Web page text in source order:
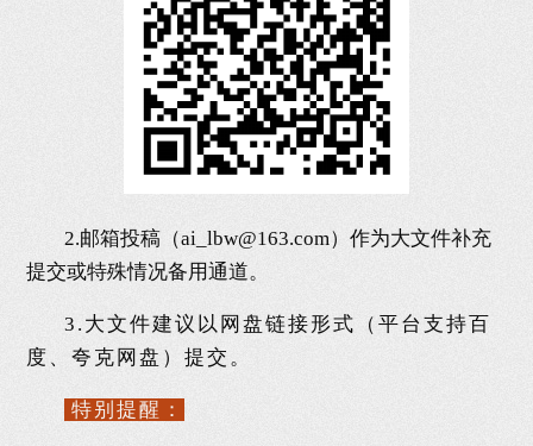
2.邮箱投稿（ai_lbw@163.com）作为大文件补充
提交或特殊情况备用通道。
3.大文件建议以网盘链接形式（平台支持百
度、夸克网盘）提交。
特别提醒：